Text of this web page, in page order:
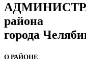
района
города
О РАЙОНЕ